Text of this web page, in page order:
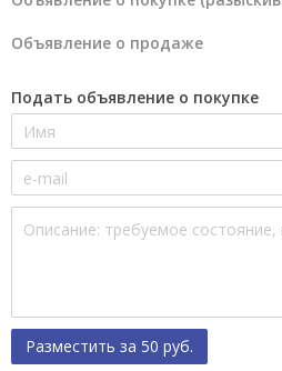
Объявление о продаже
Подать объявление о покупке
Разместить за 50 руб.